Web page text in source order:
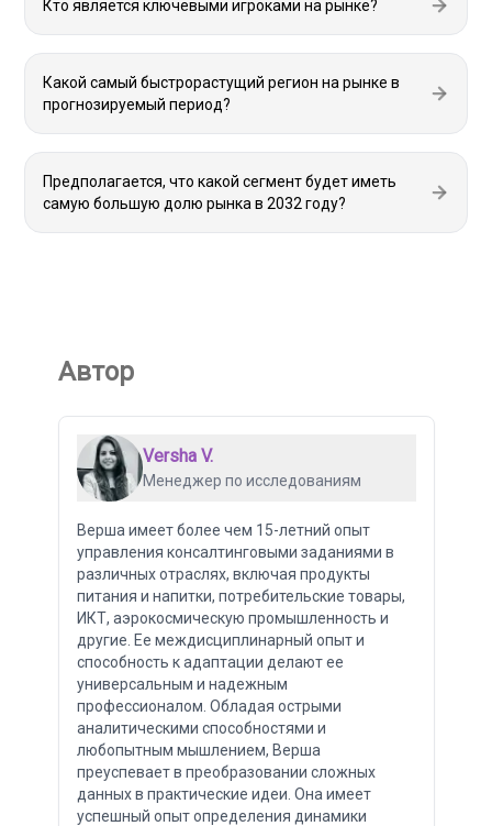
Кто является ключевыми игроками на рынке?
Какой самый быстрорастущий регион на рынке в
прогнозируемый период?
Предполагается, что какой сегмент будет иметь
самую большую долю рынка в 2032 году?
Автор
Versha V.
Менеджер по исследованиям
Верша имеет более чем 15-летний опыт
управления консалтинговыми заданиями в
различных отраслях, включая продукты
питания и напитки, потребительские товары,
ИКТ, аэрокосмическую промышленность и
другие. Ее междисциплинарный опыт и
способность к адаптации делают ее
универсальным и надежным
профессионалом. Обладая острыми
аналитическими способностями и
любопытным мышлением, Верша
преуспевает в преобразовании сложных
данных в практические идеи. Она имеет
успешный опыт определения динамики